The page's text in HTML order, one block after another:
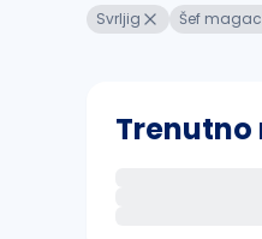
Svrljig Šef